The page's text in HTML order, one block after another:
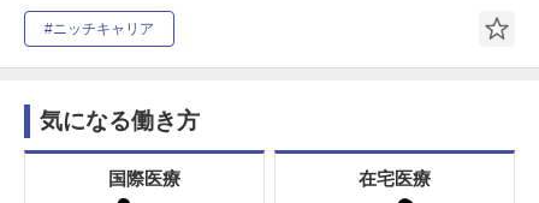
#ニッチキャリア
気になる働き方
国際医療 在宅医療